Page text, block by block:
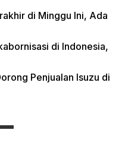
di Minggu Ini, Ada
di Indonesia,
Penjualan Isuzu di